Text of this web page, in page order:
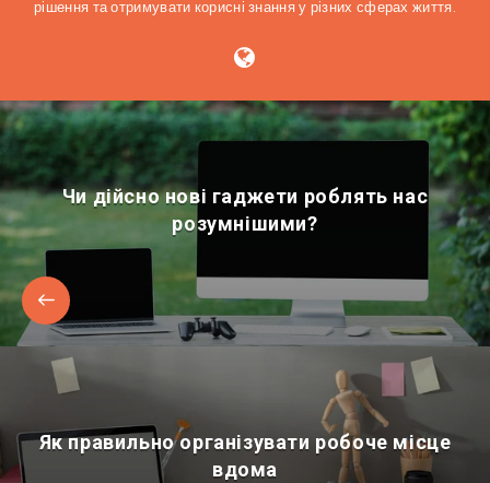
рішення та отримувати корисні знання у різних сферах життя.
Чи дійсно нові гаджети роблять нас
розумнішими?
Як правильно організувати робоче місце
вдома